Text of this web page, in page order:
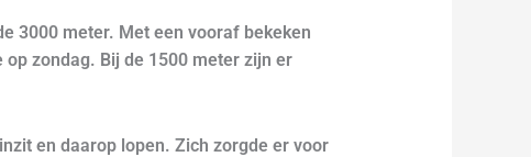
3000 meter. Met een vooraf bekeken
zondag. Bij de 1500 meter zijn er
en daarop lopen. Zich zorgde er voor